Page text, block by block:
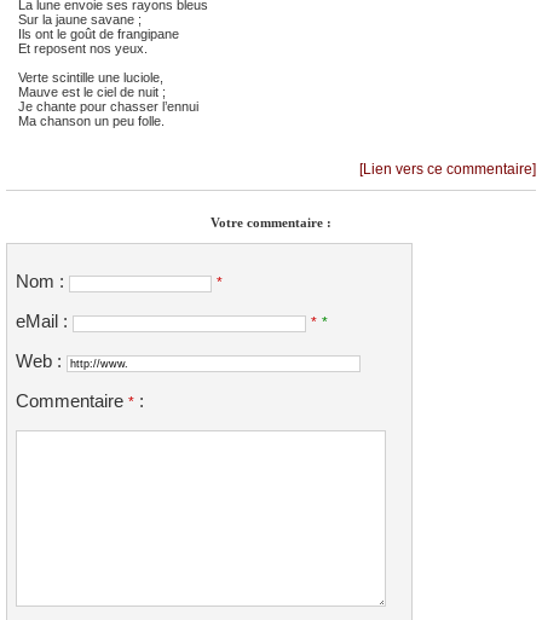
La lune envoie ses rayons bleus
Sur la jaune savane ;
Ils ont le goût de frangipane
Et reposent nos yeux.
Verte scintille une luciole,
Mauve est le ciel de nuit ;
Je chante pour chasser l’ennui
Ma chanson un peu folle.
[Lien vers ce commentaire]
Votre commentaire :
Nom : *
eMail : * *
Web :
Commentaire * :